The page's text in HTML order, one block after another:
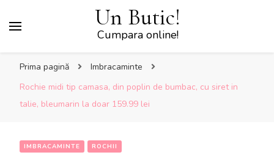
Un Butic!
Cumpara online!
Prima pagină
Imbracaminte
Rochie midi tip camasa, din poplin de bumbac, cu siret in
talie, bleumarin la doar 159.99 lei
IMBRACAMINTE ROCHII